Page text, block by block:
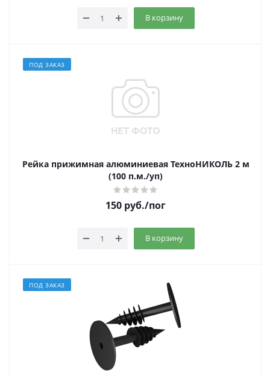
В корзину
ПОД ЗАКАЗ
Рейка прижимная алюминиевая ТехноНИКОЛЬ 2 м
(100 п.м./уп)
150 руб./пог
В корзину
ПОД ЗАКАЗ